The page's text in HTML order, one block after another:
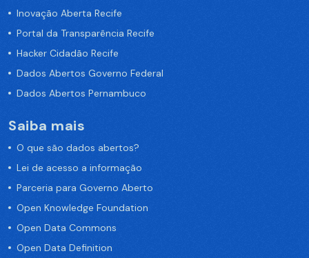
Inovação Aberta Recife
Portal da Transparência Recife
Hacker Cidadão Recife
Dados Abertos Governo Federal
Dados Abertos Pernambuco
Saiba mais
O que são dados abertos?
Lei de acesso a informação
Parceria para Governo Aberto
Open Knowledge Foundation
Open Data Commons
Open Data Definition